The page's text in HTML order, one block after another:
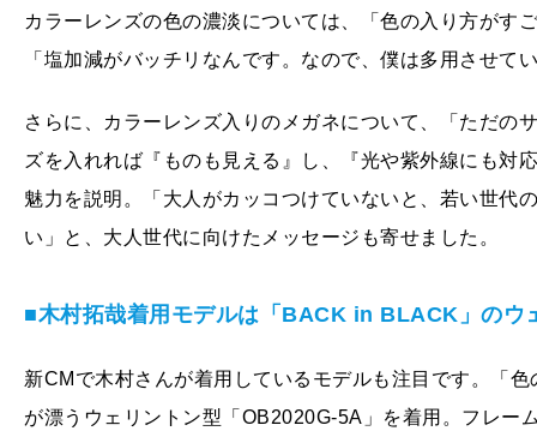
カラーレンズの色の濃淡については、「色の入り方が
「塩加減がバッチリなんです。なので、僕は多用させて
さらに、カラーレンズ入りのメガネについて、「ただの
ズを入れれば『ものも見える』し、『光や紫外線にも対
魅力を説明。「大人がカッコつけていないと、若い世代
い」と、大人世代に向けたメッセージも寄せました。
■木村拓哉着用モデルは「BACK in BLACK」のウ
新CMで木村さんが着用しているモデルも注目です。「
が漂うウェリントン型「OB2020G-5A」を着用。フレー